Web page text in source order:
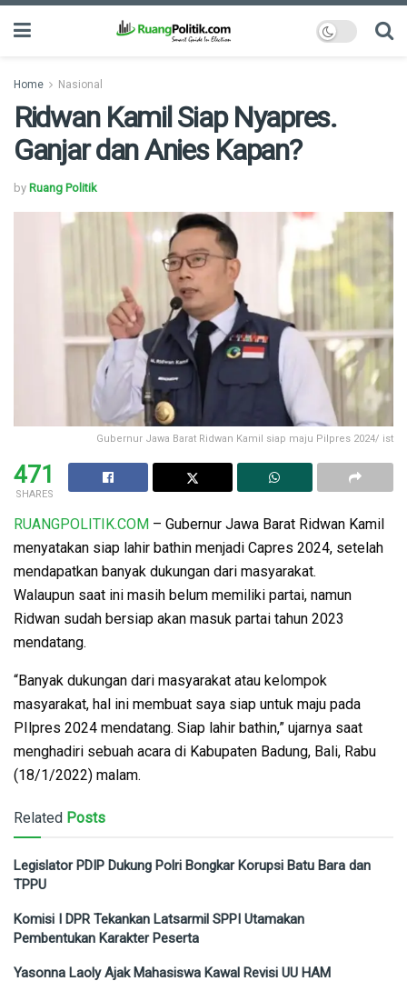
Home Nasional
Ridwan Kamil Siap Nyapres.
Ganjar dan Anies Kapan?
by Ruang Politik
Gubernur Jawa Barat Ridwan Kamil siap maju Pilpres 2024/ ist
471
SHARES
RUANGPOLITIK.COM – Gubernur Jawa Barat Ridwan Kamil
menyatakan siap lahir bathin menjadi Capres 2024, setelah
mendapatkan banyak dukungan dari masyarakat.
Walaupun saat ini masih belum memiliki partai, namun
Ridwan sudah bersiap akan masuk partai tahun 2023
mendatang.
“Banyak dukungan dari masyarakat atau kelompok
masyarakat, hal ini membuat saya siap untuk maju pada
PIlpres 2024 mendatang. Siap lahir bathin,” ujarnya saat
menghadiri sebuah acara di Kabupaten Badung, Bali, Rabu
(18/1/2022) malam.
Related Posts
Legislator PDIP Dukung Polri Bongkar Korupsi Batu Bara dan
TPPU
Komisi I DPR Tekankan Latsarmil SPPI Utamakan
Pembentukan Karakter Peserta
Yasonna Laoly Ajak Mahasiswa Kawal Revisi UU HAM